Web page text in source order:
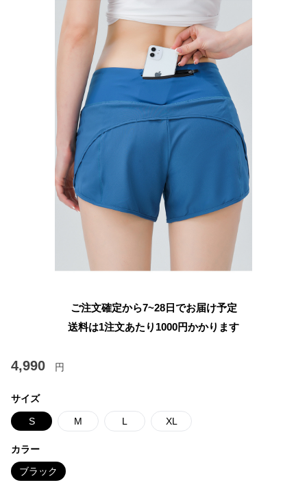
ご注文確定から7~28日でお届け予定
送料は1注文あたり 1000円かかります
4,990 円
サイズ
S M L XL
カラー
ブラック